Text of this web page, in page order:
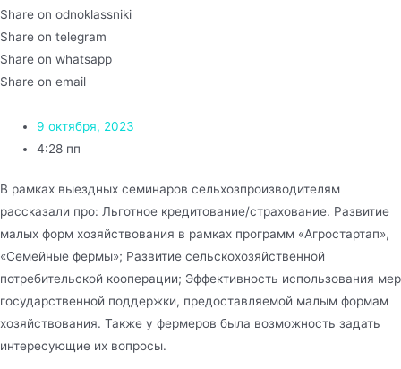
Share on odnoklassniki
Share on telegram
Share on whatsapp
Share on email
9 октября, 2023
4:28 пп
В рамках выездных семинаров сельхозпроизводителям
рассказали про: Льготное кредитование/страхование. Развитие
малых форм хозяйствования в рамках программ «Агростартап»,
«Семейные фермы»; Развитие сельскохозяйственной
потребительской кооперации; Эффективность использования мер
государственной поддержки, предоставляемой малым формам
хозяйствования. Также у фермеров была возможность задать
интересующие их вопросы.